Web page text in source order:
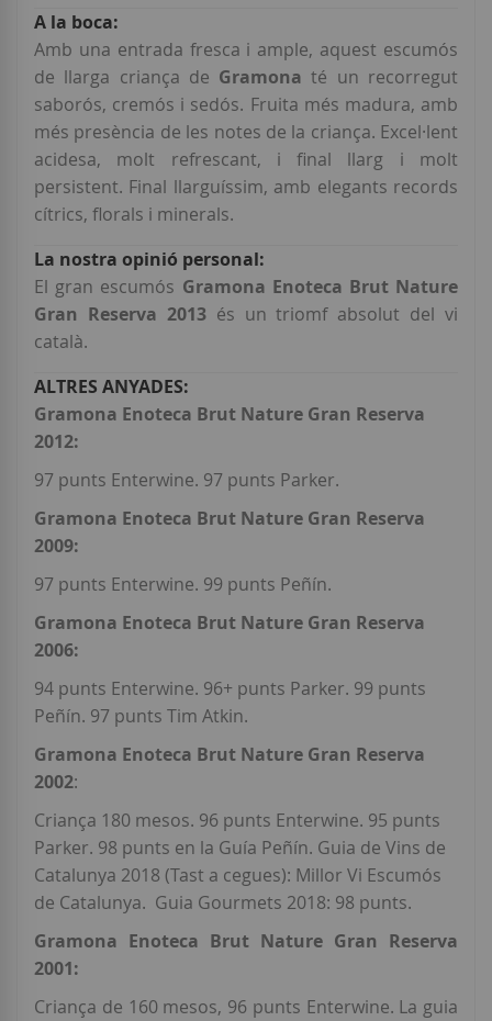
Amb una entrada fresca i ample, aquest escumós
de llarga criança de Gramona té un recorregut
saborós, cremós i sedós. Fruita més madura, amb
més presència de les notes de la criança. Excel·lent
acidesa, molt refrescant, i final llarg i molt
persistent. Final llarguíssim, amb elegants records
cítrics, florals i minerals.
El gran escumós Gramona Enoteca Brut Nature
Gran Reserva 2013 és un triomf absolut del vi
català.
Gramona Enoteca Brut Nature Gran Reserva
2012:
97 punts Enterwine. 97 punts Parker.
Gramona Enoteca Brut Nature Gran Reserva
2009:
97 punts Enterwine. 99 punts Peñín.
Gramona Enoteca Brut Nature Gran Reserva
2006:
94 punts Enterwine. 96+ punts Parker. 99 punts
Peñín. 97 punts Tim Atkin.
Gramona Enoteca Brut Nature Gran Reserva
2002:
Criança 180 mesos. 96 punts Enterwine. 95 punts
Parker. 98 punts en la Guía Peñín. Guia de Vins de
Catalunya 2018 (Tast a cegues): Millor Vi Escumós
de Catalunya. Guia Gourmets 2018: 98 punts.
Gramona Enoteca Brut Nature Gran Reserva
2001:
Criança de 160 mesos, 96 punts Enterwine. La guia